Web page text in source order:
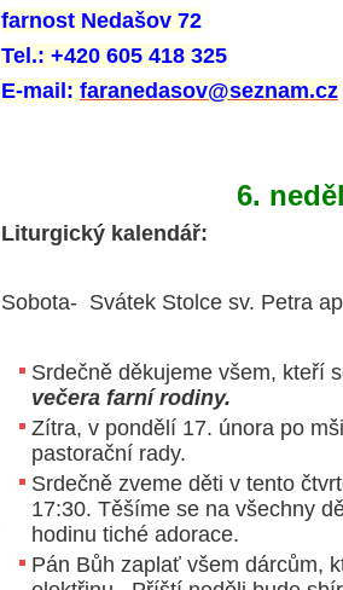
farnost Nedašov 72
Tel.: +420 605 418 325
E-mail: faranedasov@seznam.cz
6.
Liturgický kalendář:
Sobota- Svátek Stolce sv. Petra
Srdečně děkujeme všem, kteří
večera farní rodiny.
Zítra, v pondělí 17. února po
pastorační rady.
Srdečně zveme děti v tento
17:30. Těšíme se na všechny
hodinu tiché adorace.
Pán Bůh zaplať všem dárcům,